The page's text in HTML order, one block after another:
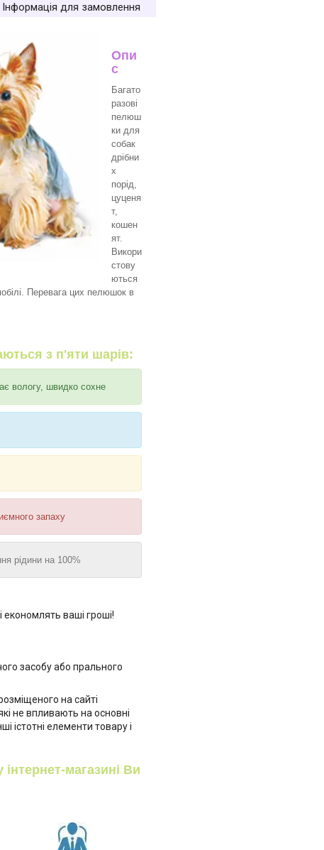
Інформація для замовлення
Опи
с
Багато
разові
пелюш
ки для
собак
дрібни
х
порід,
цуценя
т,
кошен
ят.
Викори
стову
ються
Перевага цих пелюшок в
з п'яти шарів:
вологу, швидко сохне
запаху
рідини на 100%
ваші гроші!
засобу або прального
на сайті
не впливають на основні
істотні елементи товару і
магазині Ви